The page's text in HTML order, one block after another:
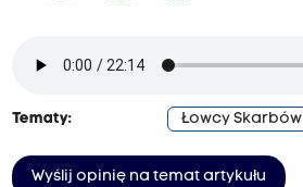
Tematy: Łowcy Skarbów
Wyślij opinię na temat artykułu